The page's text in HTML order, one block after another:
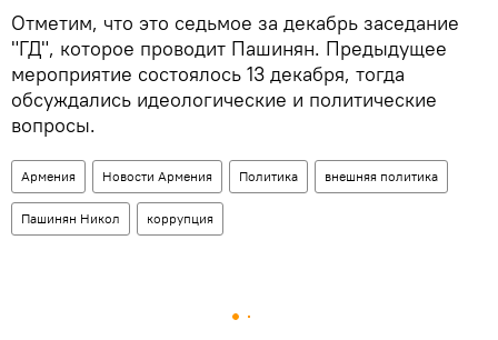
Отметим, что это седьмое за декабрь заседание
"ГД", которое проводит Пашинян. Предыдущее
мероприятие состоялось 13 декабря, тогда
обсуждались идеологические и политические
вопросы.
Армения Новости Армения Политика внешняя политика
Пашинян Никол коррупция